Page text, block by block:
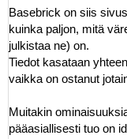
Basebrick on siis
kuinka paljon, mitä
julkistaa ne) on.
Tiedot kasataan
vaikka on ostanut
Muitakin
pääasiallisesti tuo on